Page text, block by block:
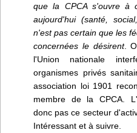
que la CPCA s'ouvre à
aujourd'hui (santé,
n'est pas certain que les
concernées le désirent.
l'Union nationale
organismes privés
association loi 1901
membre de la CPCA.
donc pas ce secteur
Intéressant et à suivre.